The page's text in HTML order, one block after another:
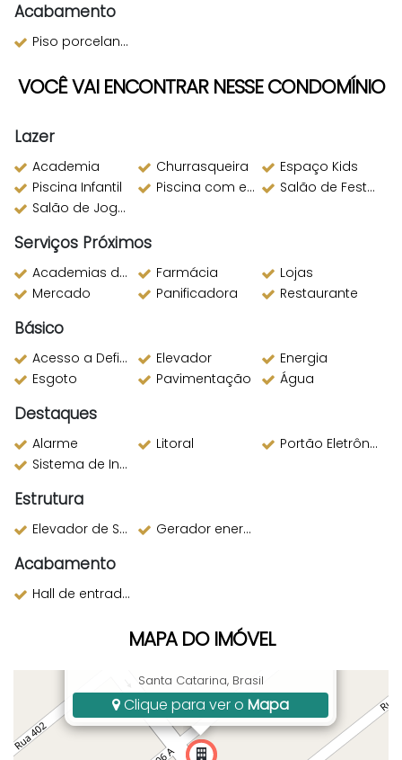
Acabamento
Piso porcelanato
VOCÊ VAI ENCONTRAR NESSE CONDOMÍNIO
Lazer
Academia Churrasqueira
Espaço Kids
Piscina Infantil
Piscina com espelho d´água
Salão de Festas
Salão de Jogos
Serviços Próximos
Academias de ginástica Farmácia
Lojas
Mercado
Panificadora Restaurante
Básico
Acesso a Deficientes Elevador
Energia
Esgoto
Pavimentação Água
Destaques
Alarme Litoral
Portão Eletrônico
Sistema de Incêndio
Estrutura
Elevador de Serviço Gerador energia
Acabamento
Hall de entrada decorado
MAPA DO IMÓVEL
Santa Catarina, Brasil
Clique para ver o Mapa